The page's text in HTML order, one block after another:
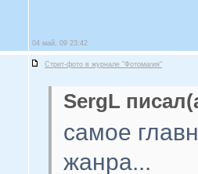
04 май, 09 23:42
Стрит-фото в журнале "Фотомагия"
SergL
самое
жанра...